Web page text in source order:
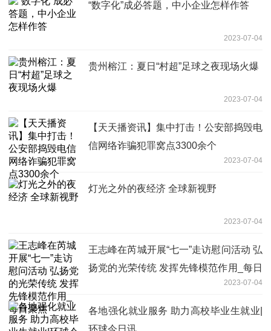
“数字化”成必答题，中小企业怎样作答
2023-07-04
贵州榕江：夏日“村超”足球之夜现场火爆
2023-07-04
【天天播资讯】集中打击！公安部捣毁电
信网络诈骗犯罪窝点3300余个
2023-07-04
灯光之外的夜经济 全球新视野
2023-07-04
王志峰在芮城开展“七一”走访慰问活动 弘
扬党的光荣传统 发挥先锋模范作用_每日
2023-07-04
各地强化就业服务 助力高校毕业生就业|
环球今日讯